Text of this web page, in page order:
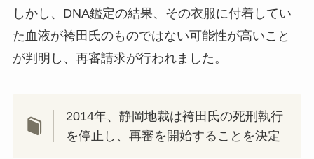
しかし、DNA鑑定の結果、その衣服に付着してい
た血液が袴田氏のものではない可能性が高いこと
が判明し、再審請求が行われました。
2014年、静岡地裁は袴田氏の死刑執行
を停止し、再審を開始することを決定